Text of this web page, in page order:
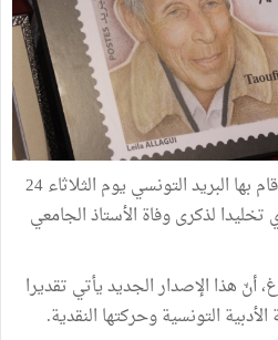
بادرة حقيقة بالإشادة تلك التي قام بها البريد التونسي يوم الثلاثاء 24
بريدي تخليدا لذكرى وفاة الأستاذ الجامعي
أنّ هذا الإصدار الجديد يأتي تقديرا
التونسية وحركتها النقدية.